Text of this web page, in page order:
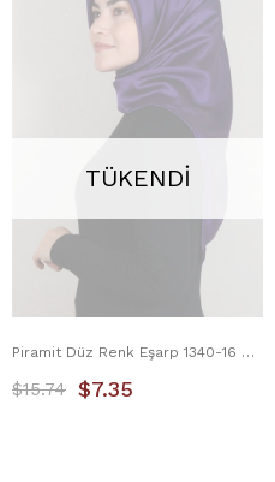
TÜKENDI
Piramit Düz Renk Eşarp 1340-16 Mor
$7.35
$15.74